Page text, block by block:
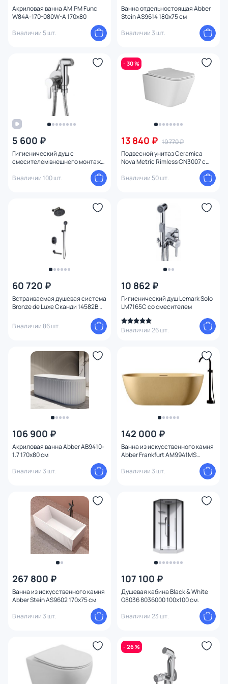
Акриловая ванна AM.PM Func
W84A-170-080W-A 170х80
В наличии 5 шт.
Ванна отдельностоящая Abber
Stein AS9614 180х75 см
В наличии 3 шт.
5 600 ₽
Гигиенический душ с
смесителем внешнего монтажа
Paini Aosta 92CR304KM хром
В наличии 100 шт.
- 30 %
13 840 ₽ 19 770 ₽
Подвесной унитаз Ceramica
Nova Metric Rimless CN3007 с
В наличии 50 шт.
60 720 ₽
Встраиваемая душевая система
Bronze de Luxe Сканди 14582B
В наличии 86 шт.
10 862 ₽
Гигиенический душ Lemark Solo
LM7165C со смесителем
В наличии 26 шт.
106 900 ₽
Акриловая ванна Abber AB9410-
1.7 170х80 см
В наличии 3 шт.
142 000 ₽
Ванна из искусственного камня
Abber Frankfurt AM9941MS
170х75 см, песочная матовая
В наличии 3 шт.
267 800 ₽
Ванна из искусственного камня
Abber Stein AS9602 170х75 см
В наличии 3 шт.
107 100 ₽
Душевая кабина Black & White
G8036 8036000 100х100 см.
В наличии 23 шт.
- 26 %